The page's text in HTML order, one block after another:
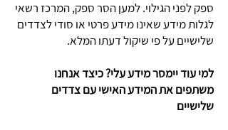
ספק לפני הגילוי. למען הסר ספק, המרכז רשאי
לגלות מידע שאינו מידע פרטי או סודי לצדדים
שלישיים על פי שיקול דעתו המלא.
למי עוד יימסר מידע עלי? כיצד אנחנו
משתפים את המידע האישי עם צדדים
שלישיים